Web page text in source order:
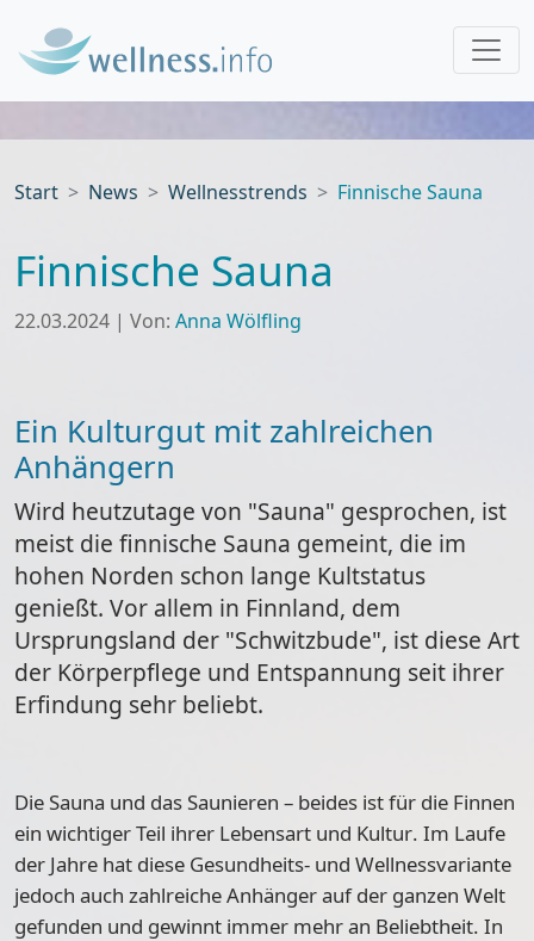
Start News Wellnesstrends Finnische Sauna
Finnische Sauna
22.03.2024 | Von: Anna Wölfling
Ein Kulturgut mit zahlreichen
Anhängern
Wird heutzutage von "Sauna" gesprochen, ist
meist die finnische Sauna gemeint, die im
hohen Norden schon lange Kultstatus
genießt. Vor allem in Finnland, dem
Ursprungsland der "Schwitzbude", ist diese Art
der Körperpflege und Entspannung seit ihrer
Erfindung sehr beliebt.
Die Sauna und das Saunieren – beides istfür die Finnen
ein wichtiger Teil ihrer Lebensart und Kultur. Im Laufe
der Jahre hat diese Gesundheits- und Wellnessvariante
jedoch auch zahlreiche Anhänger auf der ganzen Welt
gefunden und gewinnt immer mehr an Beliebtheit. In